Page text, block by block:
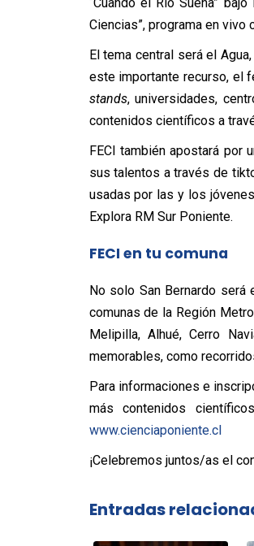
Ciencias”, programa en vivo
El tema central será el
este importante recurso, el
stands, universidades,
contenidos científicos a
FECI también apostará por
sus talentos a través de
usadas por las y los
Explora RM Sur Poniente.
FECI en tu comuna
No solo San Bernardo
comunas de la Región
Melipilla, Alhué, Cerro
memorables, como
Para informaciones e
más contenidos
www.cienciaponiente.cl
¡Celebremos juntos/as el
Entradas